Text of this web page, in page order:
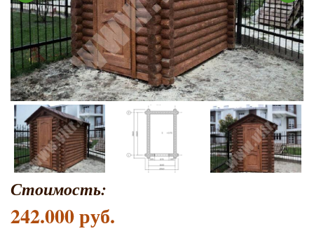
Стоимость:
242.000 руб.